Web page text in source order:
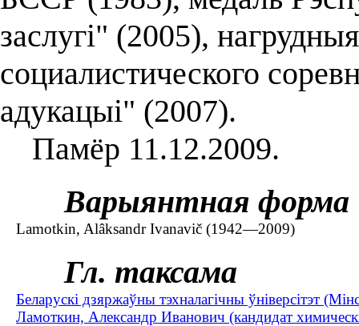
заслугі" (2005),
социалистического
адукацыі" (2007).
Памёр 11.12.2009.
Варыянтная форма
Lamotkin, Alâksandr Ivanavič (1942—2009)
Гл. таксама
Беларускі дзяржаўны тэхналагічны ўніверсітэт
Ламоткин, Александр Иванович (кандидат